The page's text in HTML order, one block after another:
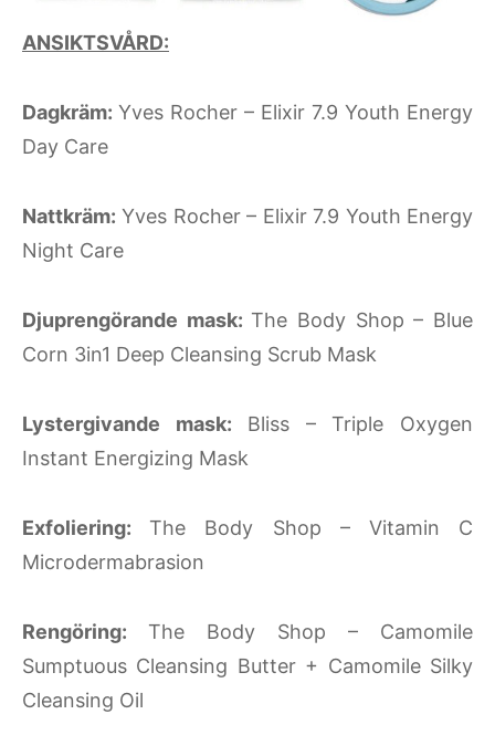
ANSIKTSVÅRD:
Dagkräm: Yves Rocher – Elixir 7.9 Youth Energy
Day Care
Nattkräm: Yves Rocher – Elixir 7.9 Youth Energy
Night Care
Djuprengörande mask: The Body Shop – Blue
Corn 3in1 Deep Cleansing Scrub Mask
Lystergivande mask: Bliss – Triple Oxygen
Instant Energizing Mask
Exfoliering: The Body Shop – Vitamin C
Microdermabrasion
Rengöring: The Body Shop – Camomile
Sumptuous Cleansing Butter + Camomile Silky
Cleansing Oil